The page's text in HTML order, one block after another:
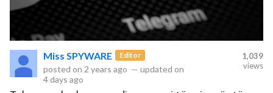
Miss SPYWARE Editor
posted on 2 years ago — updated on
4 days ago
1,039
views